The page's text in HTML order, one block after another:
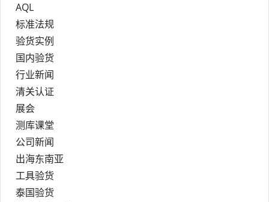
AQL
标准法规
验货实例
国内验货
行业新闻
清关认证
展会
测库课堂
公司新闻
出海东南亚
工具验货
泰国验货